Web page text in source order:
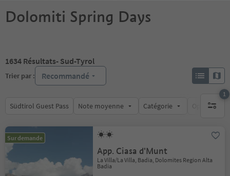
Dolomiti Spring Days
1634 Résultats- Sud-Tyrol
Trier par : Recommandé
Südtirol Guest Pass Note moyenne Catégorie Options de
1
1 filtre
Sur demande
App. Ciasa d'Munt
La Villa/La Villa, Badia, Dolomites Region Alta
Badia